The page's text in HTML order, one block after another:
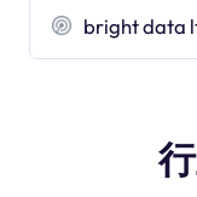
bright data